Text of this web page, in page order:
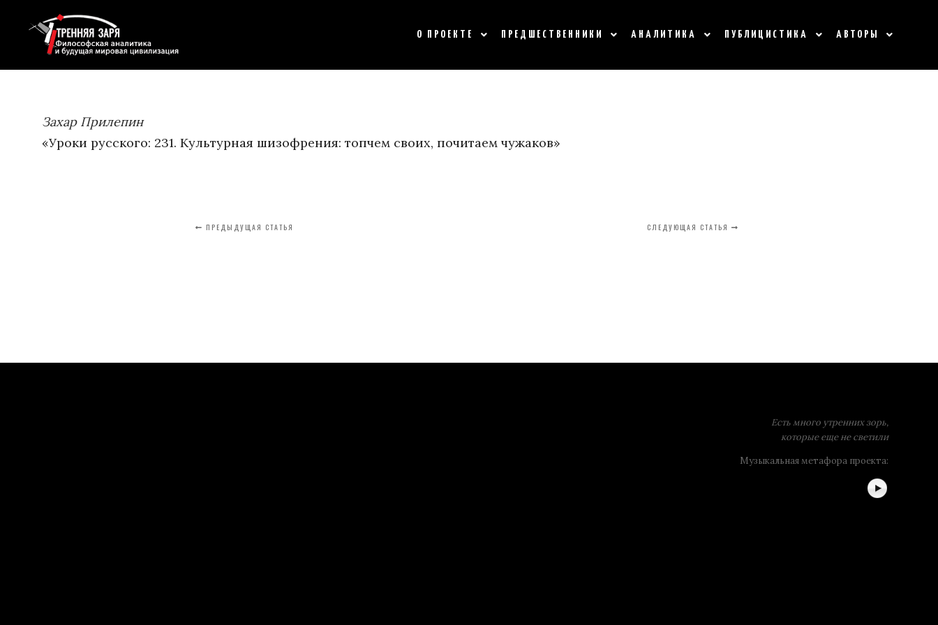
О ПРОЕКТЕ ПРЕДШЕСТВЕННИКИ АНАЛИТИКА ПУБЛИЦИСТИКА АВТОРЫ
Захар Прилепин
«Уроки русского: 231. Культурная шизофрения: топчем своих, почитаем чужаков»
ПРЕДЫДУЩАЯ СТАТЬЯ СЛЕДУЮЩАЯ СТАТЬЯ
Есть много утренних зорь,
которые еще не светили
Музыкальная метафора проекта: